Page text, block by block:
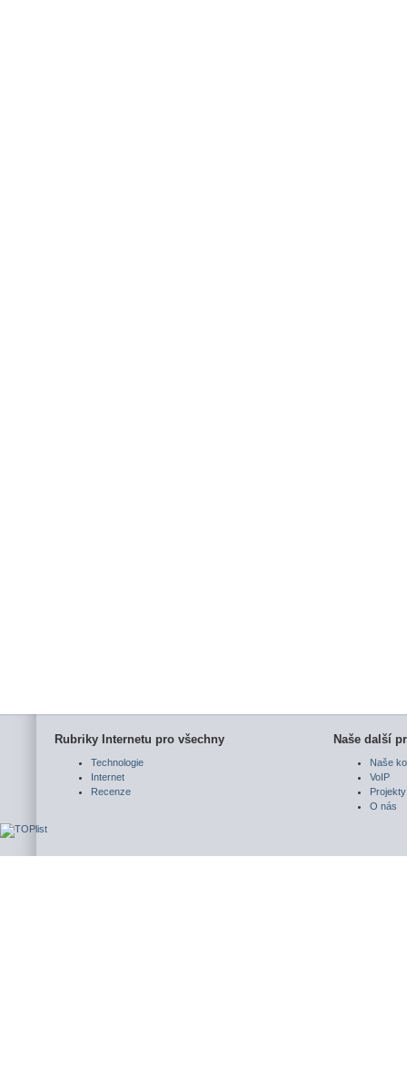
Rubriky Internetu pro všechny
Technologie
Internet
Recenze
Naše další
Naše
VoIP
Projekty
O nás